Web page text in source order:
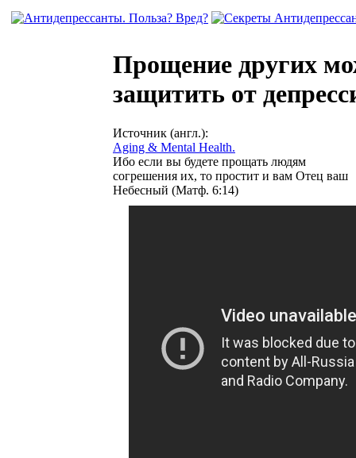
Прощение других
защитить от
Источник (англ.):
Aging & Mental Health.
Ибо если вы будете прощать людям
согрешения их, то простит и вам Отец ваш
Небесный (Матф. 6:14)